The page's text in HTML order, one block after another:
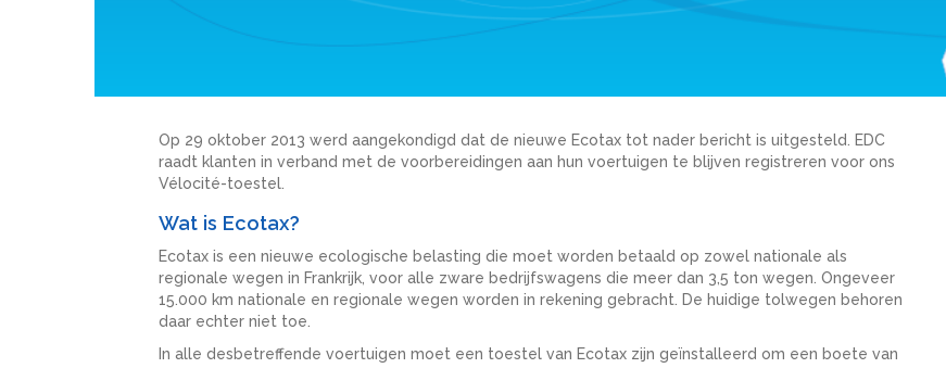
Op 29 oktober 2013 werd aangekondigd dat de nieuwe Ecotax tot nader bericht is uitgesteld. EDC
raadt klanten in verband met de voorbereidingen aan hun voertuigen te blijven registreren voor ons
Vélocité-toestel.
Wat is Ecotax?
Ecotax is een nieuwe ecologische belasting die moet worden betaald op zowel nationale als
regionale wegen in Frankrijk, voor alle zware bedrijfswagens die meer dan 3,5 ton wegen. Ongeveer
15.000 km nationale en regionale wegen worden in rekening gebracht. De huidige tolwegen behoren
daar echter niet toe.
In alle desbetreffende voertuigen moet een toestel van Ecotax zijn geïnstalleerd om een boete van